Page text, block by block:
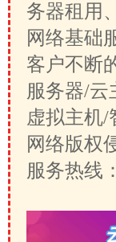
务器租用
网络基础
客户不断
服务器/云
虚拟主机/
网络版权
服务热线：